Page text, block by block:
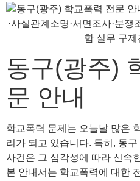
동구(광주)
문 안내
학교폭력 문제는 오늘날 많은
리가 되고 있습니다. 특히, 동
사건은 그 심각성에 따라 신속
본 안내서는 학교폭력에 대한